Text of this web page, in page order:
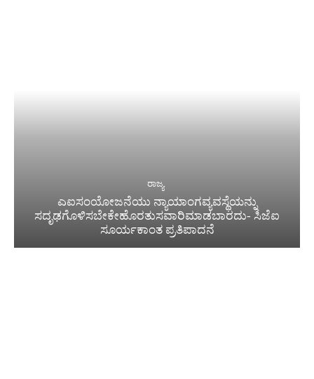
ರಾಜ್ಯ
ಎಐಸಂಯೋಜನೆಯು ನ್ಯಾಯಾಂಗವ್ಯವಸ್ಥೆಯನ್ನು
ಸದೃಢಗೊಳಿಸಬೇಕೇಹೊರತುಸವಾರಿಮಾಡಬಾರದು- ಸಿಜೆಐ
ಸೂರ್ಯಕಾಂತ ಪ್ರತಿಪಾದನೆ